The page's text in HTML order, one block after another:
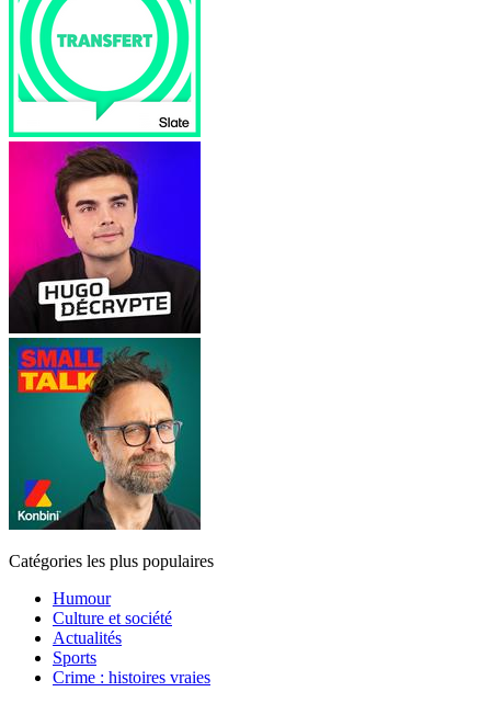
Catégories les plus populaires
Humour
Culture et société
Actualités
Sports
Crime : histoires vraies